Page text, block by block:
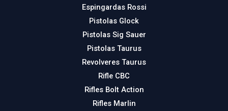
Espingardas Rossi
Pistolas Glock
Pistolas Sig Sauer
Pistolas Taurus
Revolveres Taurus
Rifle CBC
Rifles Bolt Action
Rifles Marlin